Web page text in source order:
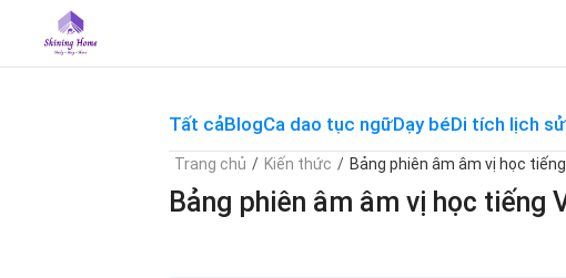
content
Tất cảBlogCa dao tục ngữDạy béDi tích lịch sử
Trang chủ / Kiến thức / Bảng phiên âm âm vị học
Bảng phiên âm âm vị học tiếng